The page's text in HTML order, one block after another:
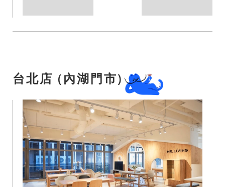
台北店 (內湖門市)